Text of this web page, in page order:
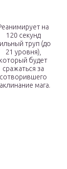
на
120 секунд
труп (до
21 уровня),
который будет
сражаться за
сотворившего
мага.